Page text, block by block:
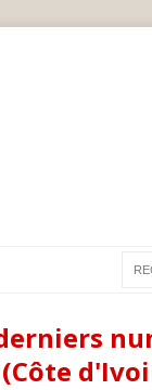
(Côte